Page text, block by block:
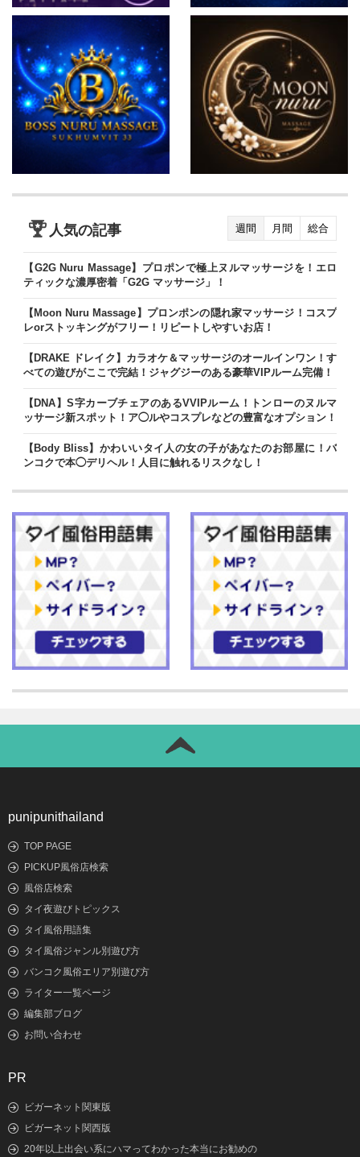
人気の記事 週間 月間 総合
【G2G Nuru Massage】プロポンで極上ヌルマッサージを！エロ
ティックな濃厚密着「G2G マッサージ」！
【Moon Nuru Massage】プロンポンの隠れ家マッサージ！コスプ
レorストッキングがフリー！リピートしやすいお店！
【DRAKE ドレイク】カラオケ＆マッサージのオールインワン！す
べての遊びがここで完結！ジャグジーのある豪華VIPルーム完備！
【DNA】S字カーブチェアのあるVVIPルーム！トンローのヌルマ
ッサージ新スポット！ア◯ルやコスプレなどの豊富なオプション！
【Body Bliss】かわいいタイ人の女の子があなたのお部屋に！バ
ンコクで本◯デリヘル！人目に触れるリスクなし！
punipunithailand
TOP PAGE
PICKUP風俗店検索
風俗店検索
タイ夜遊びトピックス
タイ風俗用語集
タイ風俗ジャンル別遊び方
バンコク風俗エリア別遊び方
ライター一覧ページ
編集部ブログ
お問い合わせ
PR
ビガーネット関東版
ビガーネット関西版
20年以上出会い系にハマってわかった本当にお勧めの